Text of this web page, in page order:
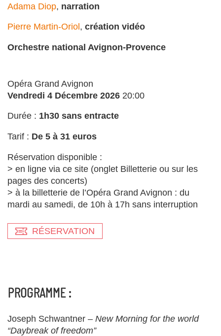
Adama Diop, narration
Pierre Martin-Oriol , création vidéo
Orchestre national Avignon-Provence
Opéra Grand Avignon
Vendredi 4 Décembre 2026 20:00
Durée : 1h30 sans entracte
Tarif : De 5 à 31 euros
Réservation disponible :
> en ligne via ce site (onglet Billetterie ou sur les
pages des concerts)
> à la billetterie de l’Opéra Grand Avignon : du
mardi au samedi, de 10h à 17h sans interruption
RÉSERVATION
PROGRAMME :
Joseph Schwantner – New Morning for the world
“Daybreak of freedom”